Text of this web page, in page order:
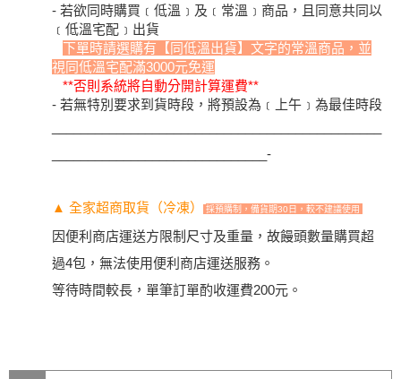
- 若欲同時購買﹝低溫﹞及﹝常溫﹞商品，且同意共同以
﹝低溫宅配﹞出貨
下單時請選購有【同低溫出貨】文字的常溫商品，並
視同低溫宅配滿3000元免運
**否則系統將自動分開計算運費**
- 若無特別要求到貨時段，將預設為﹝上午﹞為最佳時段
______________________________-
▲ 全家超商取貨（冷凍） 採預購制，備貨期30日，較不建議使用
因便利商店運送方限制尺寸及重量，故饅頭數量購買超
過4包，無法使用便利商店運送服務。
等待時間較長，單筆訂單酌收運費200元。